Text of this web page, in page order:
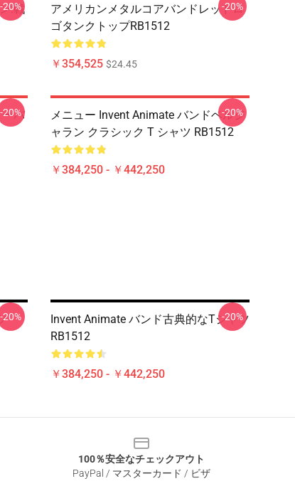
:戦
-20%
アメリカンメタルコアバンドレッドロ
ゴタンクトップRB1512
￥354,525 $24.45
-20%
バ
-20%
メニュー Invent Animate バンドベルジ
ャラン クラシック T シャツ RB1512
￥384,250 - ￥442,250
-20%
-20%
Invent Animate バンド古典的なTシャツ
RB1512
￥384,250 - ￥442,250
-20%
100％安全なチェックアウト
PayPal / マスターカード / ビザ